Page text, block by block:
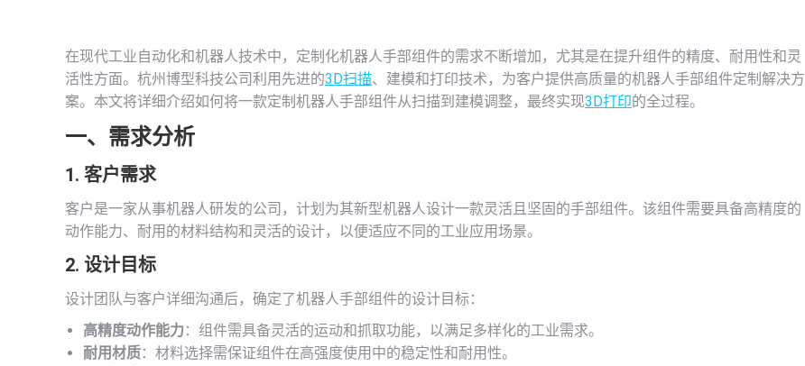
在现代工业自动化和机器人技术中，定制化机器人手部组件的需求不断增加，尤其是在提升组件的精度、耐用性和灵
活性方面。杭州博型科技公司利用先进的3D扫描、建模和打印技术，为客户提供高质量的机器人手部组件定制解决方
案。本文将详细介绍如何将一款定制机器人手部组件从扫描到建模调整，最终实现3D打印的全过程。
一、需求分析
1. 客户需求
客户是一家从事机器人研发的公司，计划为其新型机器人设计一款灵活且坚固的手部组件。该组件需要具备高精度的
动作能力、耐用的材料结构和灵活的设计，以便适应不同的工业应用场景。
2. 设计目标
设计团队与客户详细沟通后，确定了机器人手部组件的设计目标：
高精度动作能力 ：组件需具备灵活的运动和抓取功能，以满足多样化的工业需求。
耐用材质：材料选择需保证组件在高强度使用中的稳定性和耐用性。